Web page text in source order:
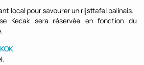
local pour savourer un rijsttafel balinais.
Kecak sera réservée en fonction du